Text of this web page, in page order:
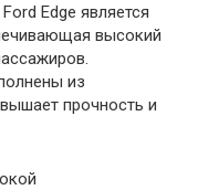
Edge является
высокий
из
прочность и